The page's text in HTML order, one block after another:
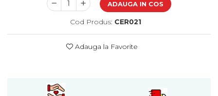
Cadouri pentru iubit
Cadouri pentru iubita
Cadouri pentru mama
Cadouri pentru tata
Cadouri personalizate pentru nasi
ADAUGA IN COS
Cod Produs: CER021
Adauga la Favorite